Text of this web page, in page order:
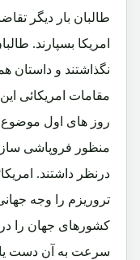
طالبان بار دیگر
امریکا بسپارند.
نگذاشتند و داستان
مقامات امریکائی
روز های اول موضوع
منظور فروپاشی
درنظر داشتند.
تروریزم را وجه
کشورهای جهان را
سرعت به آن دست